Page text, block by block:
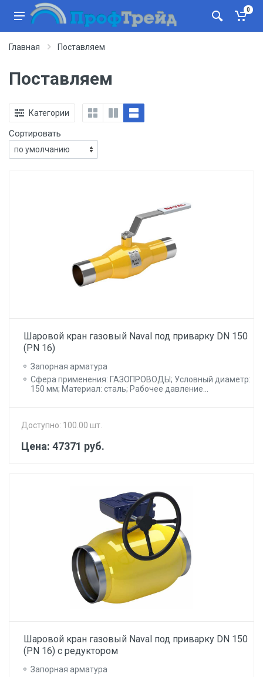
0
Главная Поставляем
Поставляем
Категории
Сортировать
Шаровой кран газовый Naval под приварку DN 150
(PN 16)
Запорная арматура
Сфера применения: ГАЗОПРОВОДЫ; Условный диаметр:
150 мм; Материал: сталь; Рабочее давление...
Доступно: 100.00 шт.
Цена: 47371 руб.
Шаровой кран газовый Naval под приварку DN 150
(PN 16) с редуктором
Запорная арматура